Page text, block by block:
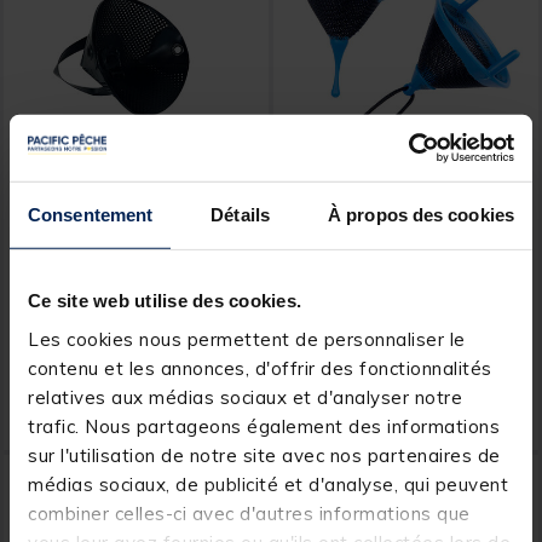
Consentement Détails À propos des cookies
Ce site web utilise des cookies.
Les cookies nous permettent de personnaliser le
contenu et les annonces, d'offrir des fonctionnalités
relatives aux médias sociaux et d'analyser notre
trafic. Nous partageons également des informations
sur l'utilisation de notre site avec nos partenaires de
médias sociaux, de publicité et d'analyse, qui peuvent
combiner celles-ci avec d'autres informations que
TEOS
Godet Teos GroundBait
4, 99 € Ajouter au panier
Expédition sous 24 h
3, 99 €
Expédition sous 24 h
NOUVEAU NOUVEAU